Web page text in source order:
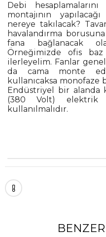
Debi
montajının
nereye takılacak?
havalandırma
fana bağlanacak
Örneğimizde ofis baz
ilerleyelim. Fanlar
da cama monte
kullanıcaksa
Endüstriyel bir alanda
(380 Volt)
kullanılmalıdır.